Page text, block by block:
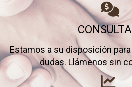
Estamos a su disposición
dudas. Llámenos sin